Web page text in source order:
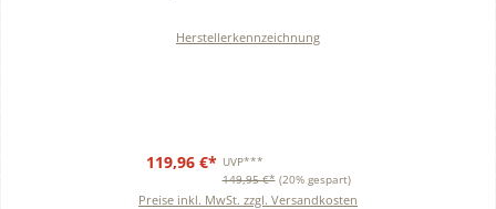
Herstellerkennzeichnung
119,96 €* UVP***
149,95 €* (20% gespart)
Preise inkl. MwSt. zzgl. Versandkosten